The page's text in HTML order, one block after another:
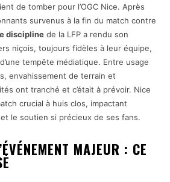
de tomber pour l’OGC Nice. Après
survenus à la fin du match contre
discipline de la LFP a rendu son
niçois, toujours fidèles à leur équipe,
tempête médiatique. Entre usage
envahissement de terrain et
ont tranché et c’était à prévoir. Nice
crucial à huis clos, impactant
et le soutien si précieux de ses fans.
MAJEUR : CE